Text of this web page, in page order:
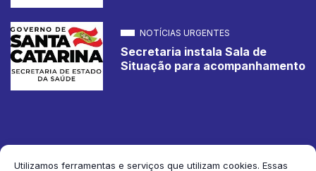
Utilizamos ferramentas e serviços que utilizam cookies. Essas
NOTÍCIAS URGENTES
Secretaria instala Sala de
Situação para acompanhamento